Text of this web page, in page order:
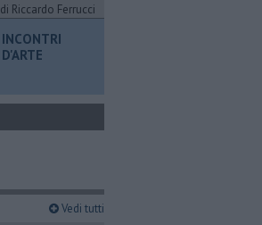
di Riccardo Ferrucci
INCONTRI
D'ARTE
Vedi tutti